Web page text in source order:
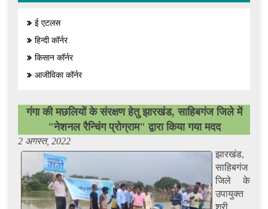
ई एटलस
हिन्दी कॉर्नर
किसान कॉर्नर
आजीविका कॉर्नर
गंगा की मछलियों के संरक्षण हेतु झारखंड, साहिबगंज जिले में
"नेशनल रैन्चिंग प्रोग्राम" द्वारा किया गया मदद
2 अगस्त, 2022
झारखंड,
साहिबगंज
जिले के
उपायुक्त
श्री